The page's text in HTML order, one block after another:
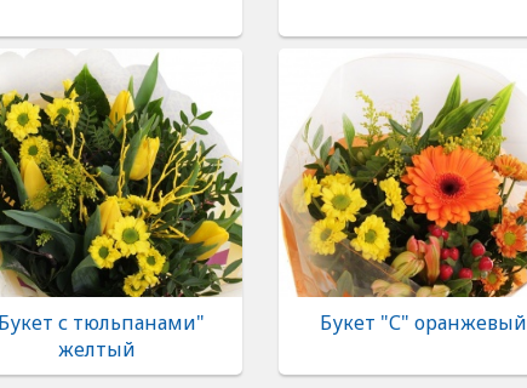
с тюльпанами"
желтый
Букет "С" оранжевый